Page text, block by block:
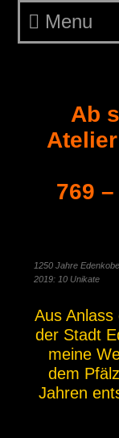
Menu
Ab
769
1250 Jahre
2019: 10 Unikate
Aus
der Stadt
meine
dem
Jahren